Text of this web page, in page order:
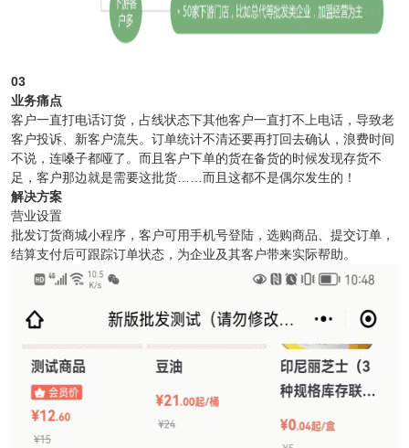
03
业务痛点
客户一直打电话订货，占线状态下其他客户一直打不上电话，导致老
客户投诉、新客户流失。订单统计不清还要再打回去确认，浪费时间
不说，连嗓子都哑了。而且客户下单的货在备货的时候发现存货不
足，客户那边就是需要这批货……而且这都不是偶尔发生的！
解决方案
营业设置
批发订货商城小程序，客户可用手机号登陆，选购商品、提交订单，
结算支付后可跟踪订单状态，为企业及其客户带来实际帮助。